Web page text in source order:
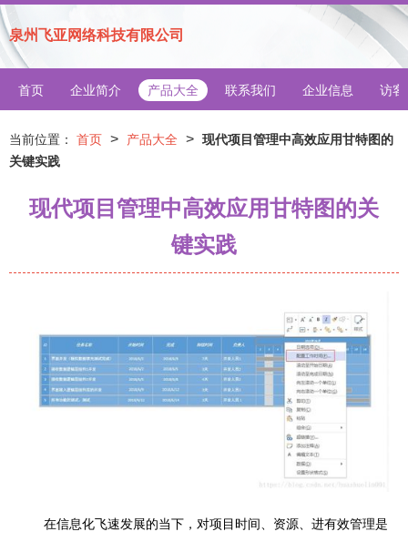
泉州飞亚网络科技有限公司
首页 企业简介 产品大全 联系我们 企业信息 访客
当前位置： 首页 > 产品大全 > 现代项目管理中高效应用甘特图的
关键实践
现代项目管理中高效应用甘特图的关
键实践
在信息化飞速发展的当下，对项目时间、资源、进有效管理是